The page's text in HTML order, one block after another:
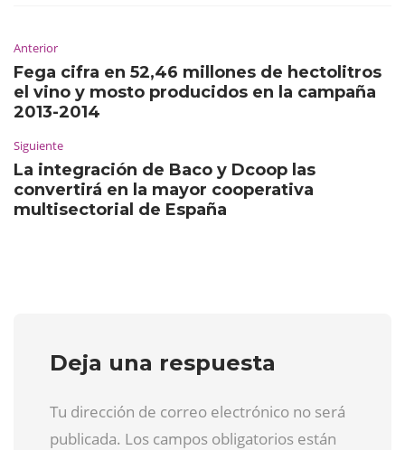
Anterior
Fega cifra en 52,46 millones de hectolitros
el vino y mosto producidos en la campaña
2013-2014
Siguiente
La integración de Baco y Dcoop las
convertirá en la mayor cooperativa
multisectorial de España
Deja una respuesta
Tu dirección de correo electrónico no será
publicada. Los campos obligatorios están